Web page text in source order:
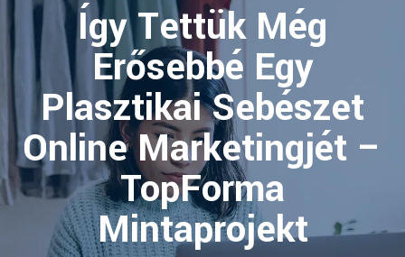
Így Tettük Még
Erősebbé Egy
Plasztikai Sebészet
Online Marketingjét –
TopForma
Mintaprojekt